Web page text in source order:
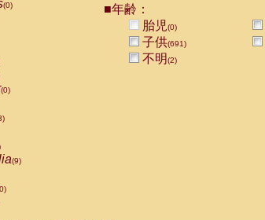
(0)
(0)
(9)
■年齢：
胎児(0)
子供(691)
不明(2)